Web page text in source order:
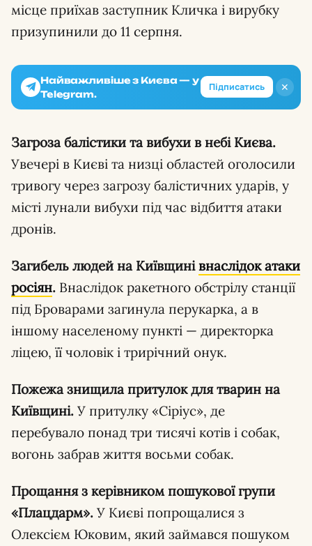
місце приїхав заступник Кличка і вирубку
призупинили до 11 серпня.
✕
Найважливіше з Києва — у
Telegram.
Підписатись
Загроза балістики та вибухи в небі Києва.
Увечері в Києві та низці областей оголосили
тривогу через загрозу балістичних ударів, у
місті лунали вибухи під час відбиття атаки
дронів.
Загибель людей на Київщинівнаслідок атаки
росіян. Внаслідок ракетного обстрілу станції
під Броварами загинула перукарка, а в
іншому населеному пункті — директорка
ліцею, її чоловік і трирічний онук.
Пожежа знищила притулок для тварин на
Київщині. У притулку «Сіріус», де
перебувало понад три тисячі котів і собак,
вогонь забрав життя восьми собак.
Прощання з керівником пошукової групи
«Плацдарм». У Києві попрощалися з
Олексієм Юковим, який займався пошуком